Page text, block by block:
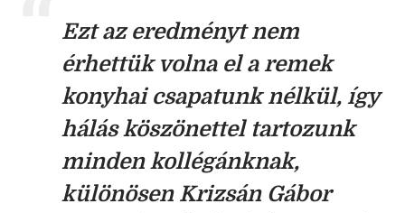
Ezt az eredményt nem
érhettük volna el a remek
konyhai csapatunk nélkül, így
hálás köszönettel tartozunk
minden kollégánknak,
különösen Krizsán Gábor